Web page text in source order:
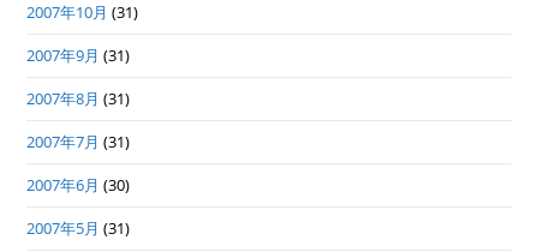
2007年10月 (31)
2007年9月 (31)
2007年8月 (31)
2007年7月 (31)
2007年6月 (30)
2007年5月 (31)